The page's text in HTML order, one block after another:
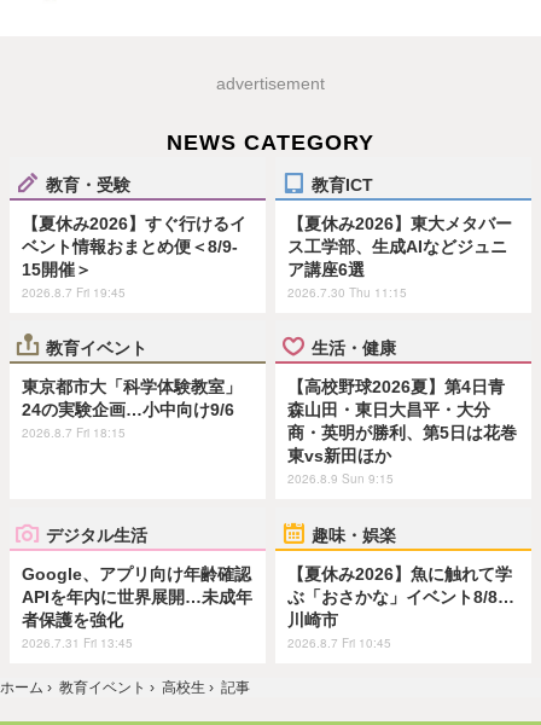
advertisement
NEWS CATEGORY
教育・受験
【夏休み2026】すぐ行けるイ
ベント情報おまとめ便＜8/9-
15開催＞
2026.8.7 Fri 19:45
教育ICT
【夏休み2026】東大メタバー
ス工学部、生成AIなどジュニ
ア講座6選
2026.7.30 Thu 11:15
教育イベント
東京都市大「科学体験教室」
24の実験企画…小中向け9/6
2026.8.7 Fri 18:15
生活・健康
【高校野球2026夏】第4日青
森山田・東日大昌平・大分
商・英明が勝利、第5日は花巻
東vs新田ほか
2026.8.9 Sun 9:15
デジタル生活
Google、アプリ向け年齢確認
APIを年内に世界展開…未成年
者保護を強化
2026.7.31 Fri 13:45
趣味・娯楽
【夏休み2026】魚に触れて学
ぶ「おさかな」イベント8/8…
川崎市
2026.8.7 Fri 10:45
ホーム › 教育イベント › 高校生 › 記事